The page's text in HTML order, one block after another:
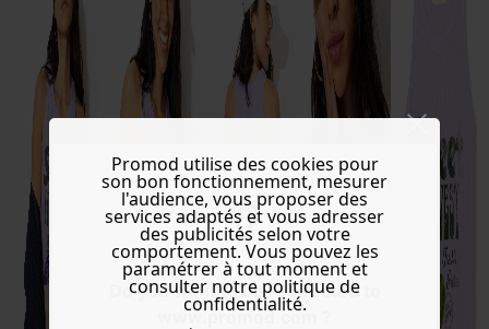
Do you want to be redirected to
www.promod.com ?
Promod utilise des cookies pour
son bon fonctionnement, mesurer
l'audience, vous proposer des
services adaptés et vous adresser
des publicités selon votre
comportement. Vous pouvez les
paramétrer à tout moment et
consulter notre politique de
confidentialité.